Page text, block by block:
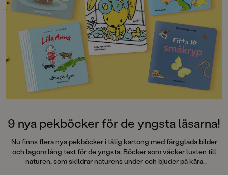
9 nya pekböcker för de yngsta läsarna!
Nu finns flera nya pekböcker i tålig kartong med färgglada bilder
och lagom lång text för de yngsta. Böcker som väcker lusten till
naturen, som skildrar naturens under och bjuder på kära